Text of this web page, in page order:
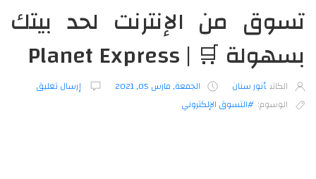
تسوق من الإنترنت لحد بيتك
بسهولة 🛒 | Planet Express
الكاتب أنور سنان الجمعة, مارس 05, 2021
إرسال تعليق
الوسوم: #التسوق الإلكتروني